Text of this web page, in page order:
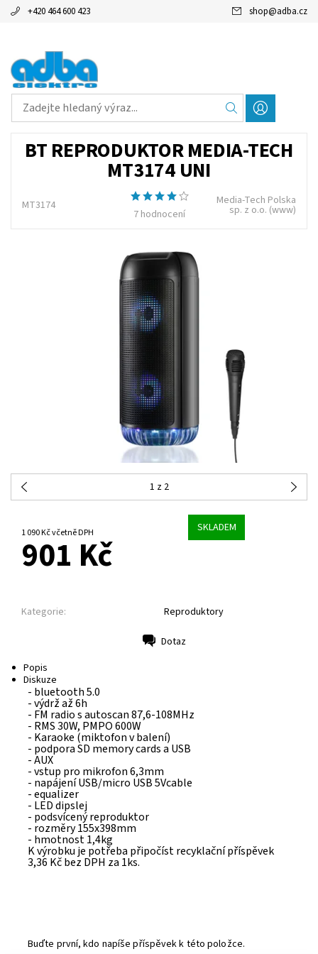
+420 464 600 423 shop@adba.cz
BT REPRODUKTOR MEDIA-TECH
MT3174 UNI
MT3174
7 hodnocení
Media-Tech Polska
sp. z o.o. (www)
1 z 2
1 090 Kč včetně DPH SKLADEM
901 Kč
Kategorie: Reproduktory
Dotaz
Popis
Diskuze
- bluetooth 5.0
- výdrž až 6h
- FM radio s autoscan 87,6-108MHz
- RMS 30W, PMPO 600W
- Karaoke (miktofon v balení)
- podpora SD memory cards a USB
- AUX
- vstup pro mikrofon 6,3mm
- napájení USB/micro USB 5Vcable
- equalizer
- LED dipslej
- podsvícený reproduktor
- rozměry 155x398mm
- hmotnost 1,4kg
K výrobku je potřeba připočíst recyklační příspěvek
3,36 Kč bez DPH za 1ks.
Buďte první, kdo napíše příspěvek k této položce.